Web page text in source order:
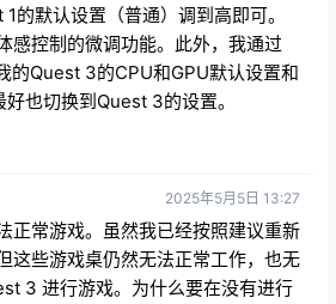
的默认设置（普通）调到高即可。
感控制的微调功能。此外，我通过
的Quest 3的CPU和GPU默认设置和
也切换到Quest 3的设置。
2025年5月5日 13:27
正常游戏。虽然我已经按照建议重新
这些游戏桌仍然无法正常工作，也无
3 进行游戏。为什么要在没有进行